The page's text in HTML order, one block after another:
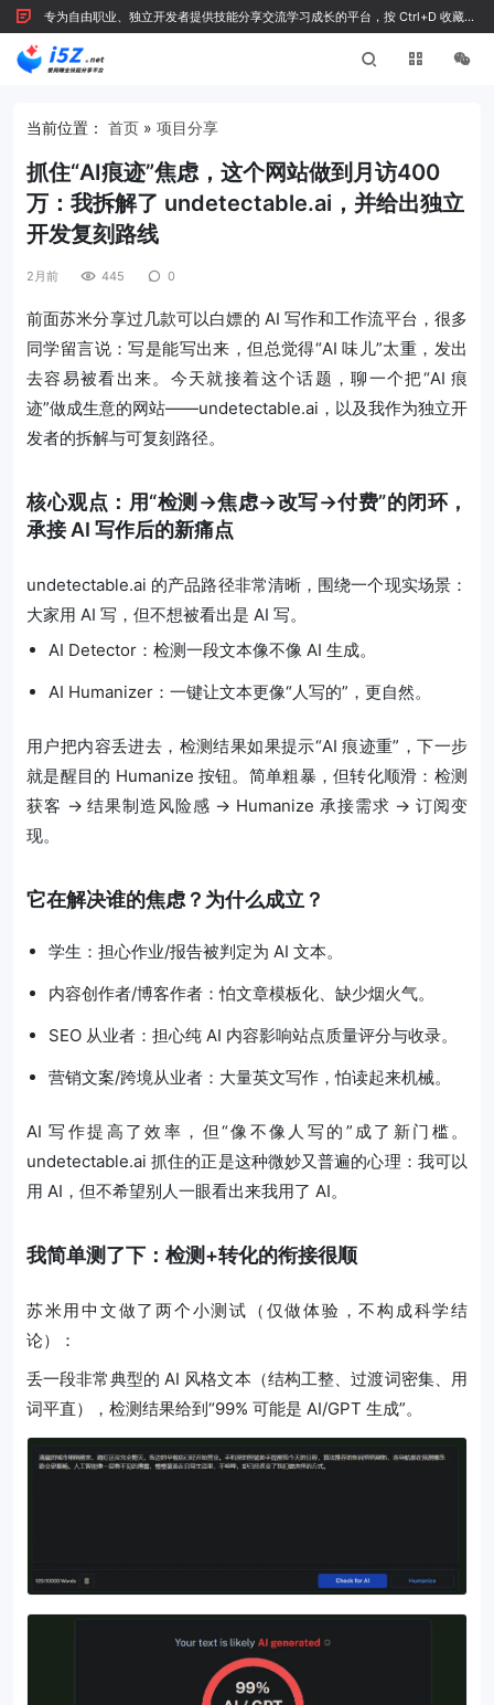
专为自由职业、独立开发者提供技能分享交流学习成长的平台，按 Ctrl+D 收藏我
们
当前位置： 首页 » 项目分享
抓住“AI痕迹”焦虑，这个网站做到月访400
万：我拆解了 undetectable.ai，并给出独立
开发复刻路线
2月前 445 0
前面苏米分享过几款可以白嫖的 AI 写作和工作流平台，很多
同学留言说：写是能写出来，但总觉得“AI 味儿”太重，发出
去容易被看出来。今天就接着这个话题，聊一个把“AI 痕
迹”做成生意的网站——undetectable.ai，以及我作为独立开
发者的拆解与可复刻路径。
核心观点：用“检测→焦虑→改写→付费”的闭环，
承接 AI 写作后的新痛点
undetectable.ai 的产品路径非常清晰，围绕一个现实场景：
大家用 AI 写，但不想被看出是 AI 写。
AI Detector：检测一段文本像不像 AI 生成。
AI Humanizer：一键让文本更像“人写的”，更自然。
用户把内容丢进去，检测结果如果提示“AI 痕迹重”，下一步
就是醒目的 Humanize 按钮。简单粗暴，但转化顺滑：检测
获客 → 结果制造风险感 → Humanize 承接需求 → 订阅变
现。
它在解决谁的焦虑？为什么成立？
学生：担心作业/报告被判定为 AI 文本。
内容创作者/博客作者：怕文章模板化、缺少烟火气。
SEO 从业者：担心纯 AI 内容影响站点质量评分与收录。
营销文案/跨境从业者：大量英文写作，怕读起来机械。
AI 写作提高了效率，但“像不像人写的”成了新门槛。
undetectable.ai 抓住的正是这种微妙又普遍的心理：我可以
用 AI，但不希望别人一眼看出来我用了 AI。
我简单测了下：检测+转化的衔接很顺
苏米用中文做了两个小测试（仅做体验，不构成科学结
论）：
丢一段非常典型的 AI 风格文本（结构工整、过渡词密集、用
词平直），检测结果给到“99% 可能是 AI/GPT 生成”。